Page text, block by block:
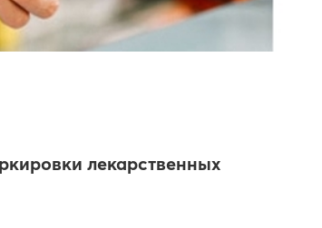
лекарственных